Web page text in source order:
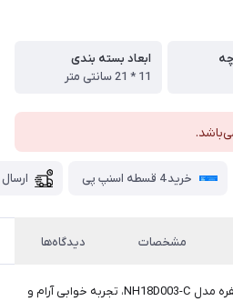
ابعاد بسته بندی
11 * 21 سانتی متر
خرید 4 قسطه اسنپ پی
مشخصات دیدگاه‌ها
پشه بند تخت آویز نیچرهایک 1 نفره مدل NH18D003-C، تجربه خوابی آرام و